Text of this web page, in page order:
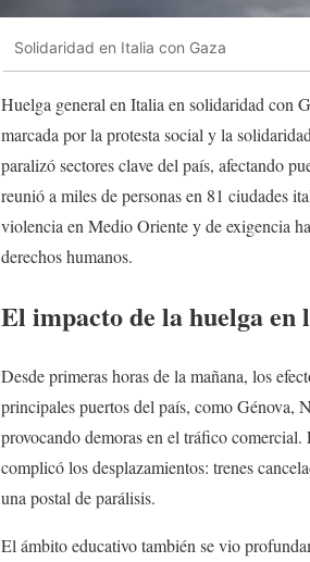
Solidaridad en Italia con Gaza
Huelga general en Italia en solidaridad con
marcada por la protesta social y la
paralizó sectores clave del país, afectando
reunió a miles de personas en 81 ciudades
violencia en Medio Oriente y de exigencia
derechos humanos.
El impacto de la huelga
Desde primeras horas de la mañana, los
principales puertos del país, como Génova,
provocando demoras en el tráfico
complicó los desplazamientos: trenes
una postal de parálisis.
El ámbito educativo también se vio